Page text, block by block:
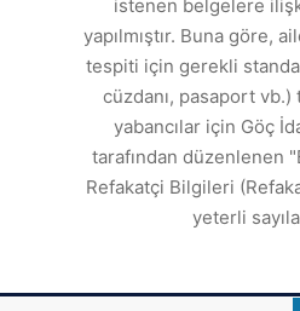
istenen belgelere
yapılmıştır. Buna göre,
tespiti için gerekli
cüzdanı, pasaport
yabancılar için Göç
tarafından düzenlenen
Refakatçi Bilgileri
yeterli